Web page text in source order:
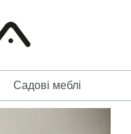
Садові меблі